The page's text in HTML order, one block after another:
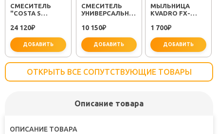
СМЕСИТЕЛЬ
"COSTA S
24 120₽
ДОБАВИТЬ
СМЕСИТЕЛЬ
УНИВЕРСАЛЬНЫЙ
LM1151C"
10 150₽
ДОБАВИТЬ
МЫЛЬНИЦА
KVADRO FX-
1 700₽
ДОБАВИТЬ
ОТКРЫТЬ ВСЕ СОПУТСТВУЮЩИЕ ТОВАРЫ
Описание товара
ОПИСАНИЕ ТОВАРА